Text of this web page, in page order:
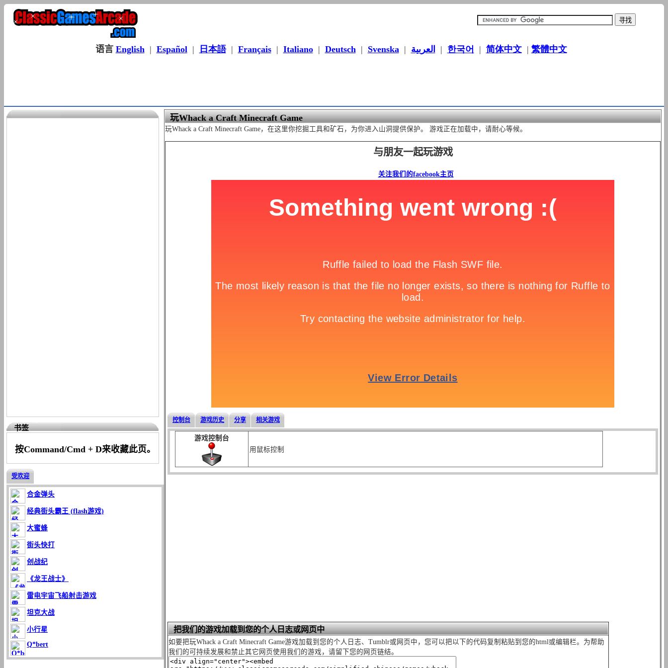
语言 English| Español| 日本語| Français| Italiano| Deutsch| Svenska| العربية | 한국어 | 简体中文| 繁體中文
书签
按Command/Cmd + D来收藏此页。
受欢迎
合金弹头
经典街头霸王 (flash游戏)
大蜜蜂
街头快打
创战纪
《龙王战士》
雷电宇宙飞船射击游戏
坦克大战
小行星
Q*bert
玩Whack a Craft Minecraft Game
玩Whack a Craft Minecraft Game，在这里你挖掘工具和矿石，为你进入山洞提供保护。 游戏正在加载中，请耐心等候。
与朋友一起玩游戏
关注我们的facebook主页
控制台 游戏历史 分享 相关游戏
游戏控制台
用鼠标控制
把我们的游戏加载到您的个人日志或网页中
如要把玩Whack a Craft Minecraft Game游戏加载到您的个人日志、Tumblr或网页中，您可以把以下的代码复制粘贴到您的html或编辑栏。为帮助
我们的可持续发展和禁止其它网页使用我们的游戏，请留下您的网页链结。